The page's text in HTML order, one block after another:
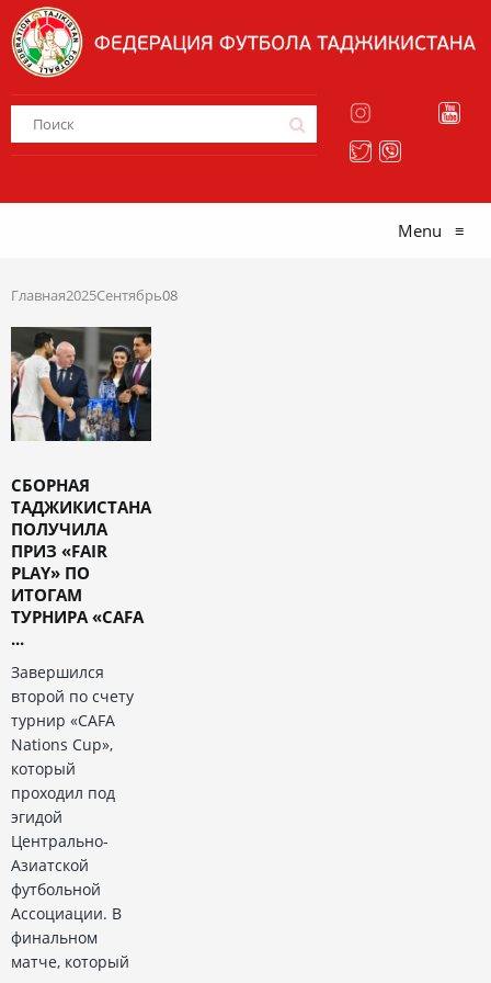
Menu ≡
Главная2025Сентябрь08
СБОРНАЯ
ТАДЖИКИСТАНА
ПОЛУЧИЛА
ПРИЗ «FAIR
PLAY» ПО
ИТОГАМ
ТУРНИРА «CAFA
...
Завершился
второй по счету
турнир «CAFA
Nations Cup»,
который
проходил под
эгидой
Центрально-
Азиатской
футбольной
Ассоциации. В
финальном
матче, который